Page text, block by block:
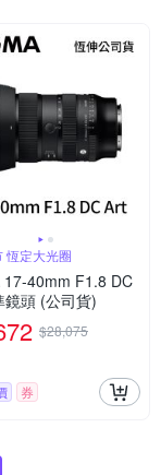
恆定大光圈
17-40mm F1.8 DC
鏡頭 (公司貨)
$28,075
券